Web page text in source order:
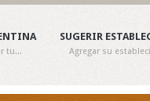
tu...
SUGERIR
Agregar su